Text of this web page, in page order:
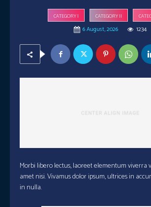
CATEGORY I CATEGORY II
6 August, 2026 1234
Morbi libero lectus, laoreet elementum viverra
amet nisi. Vivamus dolor ipsum, ultrices in
in nulla.